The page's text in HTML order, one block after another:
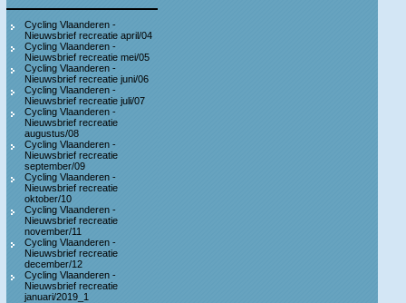
Cycling Vlaanderen -
Nieuwsbrief recreatie april/04
Cycling Vlaanderen -
Nieuwsbrief recreatie mei/05
Cycling Vlaanderen -
Nieuwsbrief recreatie juni/06
Cycling Vlaanderen -
Nieuwsbrief recreatie juli/07
Cycling Vlaanderen -
Nieuwsbrief recreatie
augustus/08
Cycling Vlaanderen -
Nieuwsbrief recreatie
september/09
Cycling Vlaanderen -
Nieuwsbrief recreatie
oktober/10
Cycling Vlaanderen -
Nieuwsbrief recreatie
november/11
Cycling Vlaanderen -
Nieuwsbrief recreatie
december/12
Cycling Vlaanderen -
Nieuwsbrief recreatie
januari/2019_1